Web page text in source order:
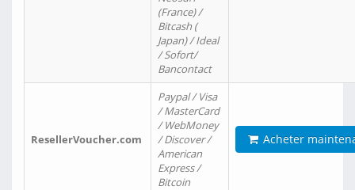
(France) /
Bitcash (
Japan) / Ideal
/ Sofort/
Bancontact
ResellerVoucher.com
Paypal / Visa
/ MasterCard
/ WebMoney
/ Discover /
American
Express /
Bitcoin
Acheter